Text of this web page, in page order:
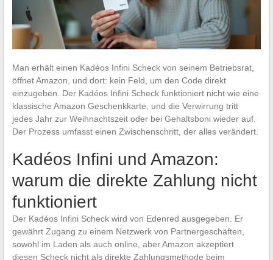
Man erhält einen Kadéos Infini Scheck von seinem Betriebsrat,
öffnet Amazon, und dort: kein Feld, um den Code direkt
einzugeben. Der Kadéos Infini Scheck funktioniert nicht wie eine
klassische Amazon Geschenkkarte, und die Verwirrung tritt
jedes Jahr zur Weihnachtszeit oder bei Gehaltsboni wieder auf.
Der Prozess umfasst einen Zwischenschritt, der alles verändert.
Kadéos Infini und Amazon:
warum die direkte Zahlung nicht
funktioniert
Der Kadéos Infini Scheck wird von Edenred ausgegeben. Er
gewährt Zugang zu einem Netzwerk von Partnergeschäften,
sowohl im Laden als auch online, aber Amazon akzeptiert
diesen Scheck nicht als direkte Zahlungsmethode beim